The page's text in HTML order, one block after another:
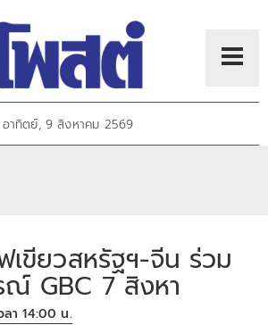
อาทิตย์, 9 สิงหาคม 2569
ฟเขียวสหรัฐฯ-จีน ร่วม
ณ์ GBC 7 สิงหา
า 14:00 น.